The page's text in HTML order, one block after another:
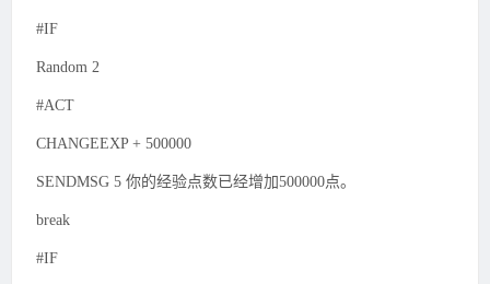
#IF
Random 2
#ACT
CHANGEEXP + 500000
SENDMSG 5 你的经验点数已经增加500000点。
break
#IF